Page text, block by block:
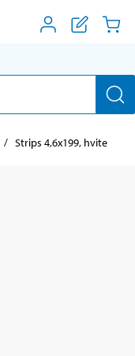
Strips 4,6x199, hvite